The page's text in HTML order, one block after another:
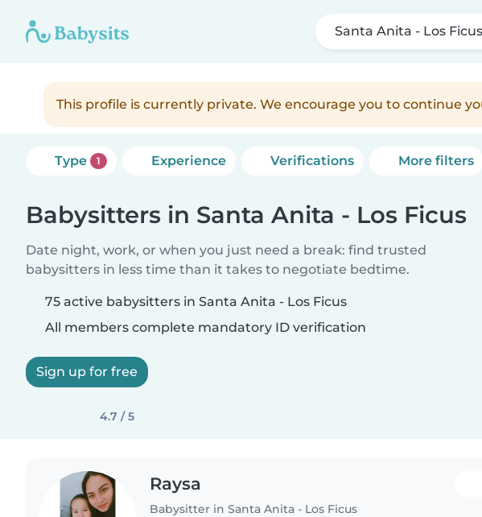
Santa Anita - Los Ficus
This profile is currently private. We encourage you to continue
Type 1 Experience Verifications More filters
Babysitters in Santa Anita - Los Ficus
Date night, work, or when you just need a break: find trusted
babysitters in less time than it takes to negotiate bedtime.
75 active babysitters in Santa Anita - Los Ficus
All members complete mandatory ID verification
Sign up for free
4.7 / 5
Raysa
Babysitter in Santa Anita - Los Ficus